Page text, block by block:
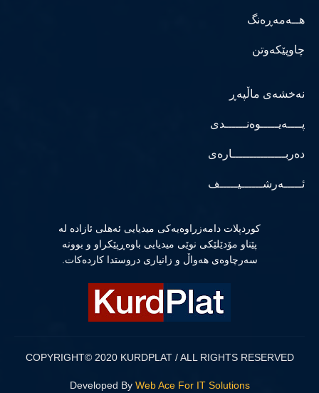
هــەمەڕەنگ
چاوپێکەوتن
نەخشەی ماڵپەڕ
پــــەیـــــوەنــــــدی
دەربـــــــــــــــارەی
ئـــــەرشــــــیـــــف
كوردپلات دامەزراوەیەكی میدیایی ئەهلی ئازادە لە
پێناو مۆدێلێكی نوێی میدیایی باوەڕپێكراو و بوونە
سەرچاوەی هەواڵ و زانیاری دروستدا كاردەكات.
COPYRIGHT© 2020 KURDPLAT / ALL RIGHTS RESERVED
Web Ace For IT Solutions
Developed By